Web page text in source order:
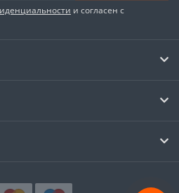
и согласен с